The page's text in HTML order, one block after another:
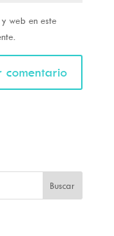
web en este